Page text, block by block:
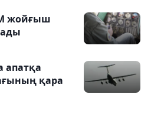
жойғыш
апатқа
қара